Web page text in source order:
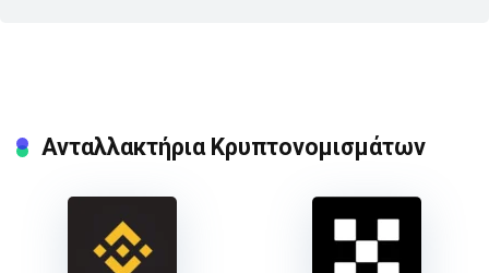
Ανταλλακτήρια Κρυπτονομισμάτων